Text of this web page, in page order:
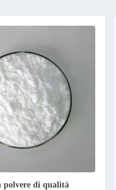
polvere di qualità